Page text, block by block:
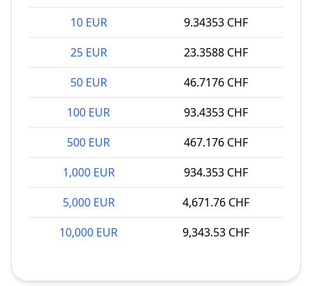
10 EUR
9.34353 CHF
25 EUR
23.3588 CHF
50 EUR
46.7176 CHF
100 EUR
93.4353 CHF
500 EUR
467.176 CHF
1,000 EUR
934.353 CHF
5,000 EUR
4,671.76 CHF
10,000 EUR
9,343.53 CHF